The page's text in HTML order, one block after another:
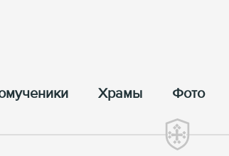
Храмы Фото